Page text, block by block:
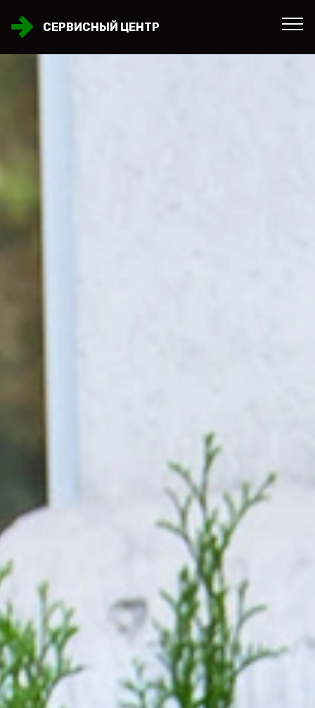
СЕРВИСНЫЙ ЦЕНТР